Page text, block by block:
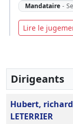
Mandataire -
Lire le
Dirigeants
Hubert, richard
LETERRIER